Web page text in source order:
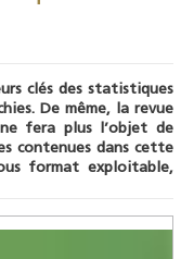
clés des statistiques
De même, la revue
fera plus l’objet de
contenues dans cette
format exploitable,